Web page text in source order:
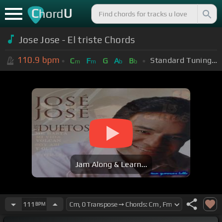
ChordU
Jose Jose - El triste Chords
110.9 bpm Cm Fm G Ab Bb Standard Tuning (EADGBE)
Jam Along & Learn...
111 BPM